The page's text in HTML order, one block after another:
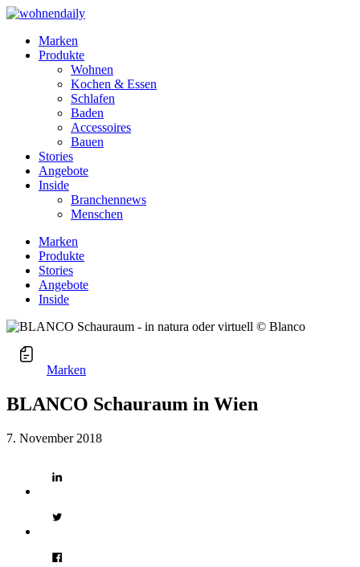
Marken
Produkte
Wohnen
Kochen & Essen
Schlafen
Baden
Accessoires
Bauen
Stories
Angebote
Inside
Branchennews
Menschen
Marken
Produkte
Stories
Angebote
Inside
Marken
BLANCO Schauraum in Wien
7. November 2018